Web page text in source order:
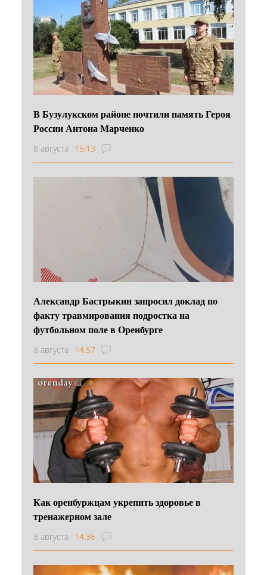
В Бузулукском районе почтили память Героя
России Антона Марченко
8 августа 15:13
Александр Бастрыкин запросил доклад по
факту травмирования подростка на
футбольном поле в Оренбурге
8 августа 14:57
Как оренбуржцам укрепить здоровье в
тренажерном зале
8 августа 14:36